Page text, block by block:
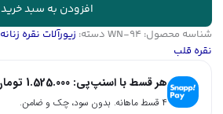
WN-
94
عدد
افزودن به سبد خرید
شناسه محصول: WN-94 دسته: زیورآلات نقره زنانه
نقره قلب
هر قسط با اسنپ‌پی: 1.525.000
۴ قسط ماهانه. بدون سود، چک و ضامن.